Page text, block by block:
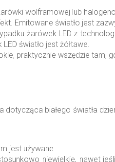
wolframowej lub
Emitowane światło jest
żarówek LED z
światło jest żółtawe.
praktycznie wszędzie
białego światła
jest używane.
niewielkie, nawet